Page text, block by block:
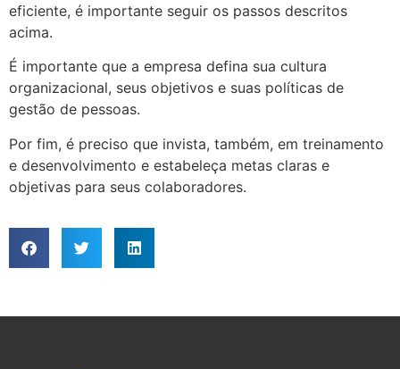
eficiente, é importante seguir os passos descritos
acima.
É importante que a empresa defina sua cultura
organizacional, seus objetivos e suas políticas de
gestão de pessoas.
Por fim, é preciso que invista, também, em treinamento
e desenvolvimento e estabeleça metas claras e
objetivas para seus colaboradores.